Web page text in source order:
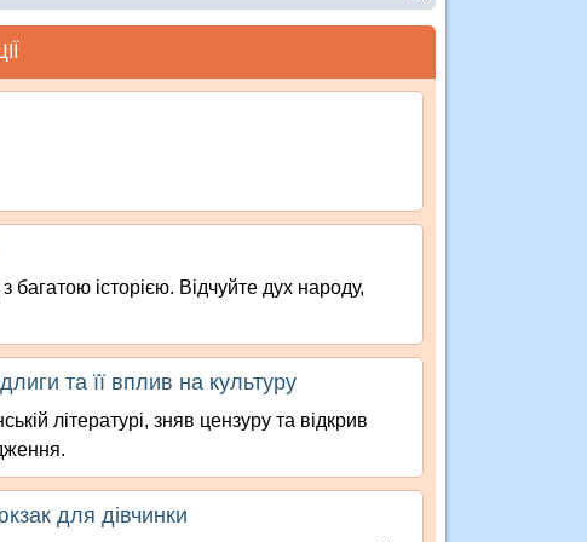
історією. Відчуйте дух народу,
та її вплив на культуру
літературі, зняв цензуру та відкрив
для дівчинки